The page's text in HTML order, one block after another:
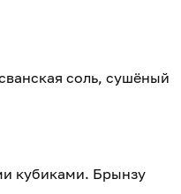
соль, сушёный
кубиками. Брынзу